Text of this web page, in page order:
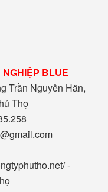
BLUE
Trần Nguyên Hãn,
Thọ
-